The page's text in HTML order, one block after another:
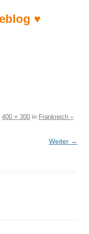
♥
400 × 300 in Frankreich –
Weiter →